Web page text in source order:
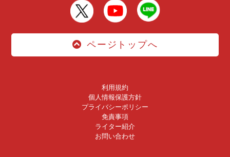
ページトップへ
利用規約
個人情報保護方針
プライバシーポリシー
免責事項
ライター紹介
お問い合わせ